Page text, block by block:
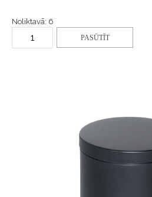
Noliktavā: 6
PASŪTĪT